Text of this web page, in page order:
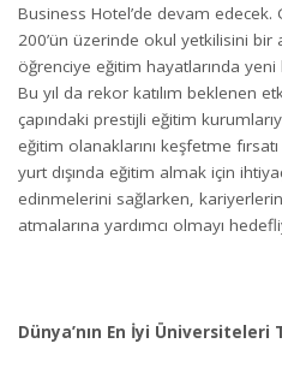
Business Hotel’de devam edecek.
200’ün üzerinde okul yetkilisini
öğrenciye eğitim hayatlarında
Bu yıl da rekor katılım beklenen
çapındaki prestijli eğitim
eğitim olanaklarını keşfetme
yurt dışında eğitim almak için
edinmelerini sağlarken,
atmalarına yardımcı olmayı
Dünya’nın En İyi Üniversiteleri